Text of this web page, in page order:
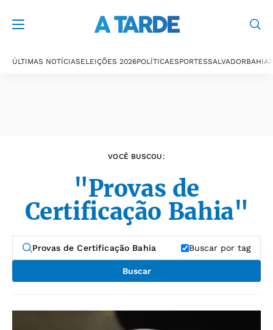
ÚLTIMAS NOTÍCIASELEIÇÕES 2026POLÍTICAESPORTESSALVADORBAHIA
VOCÊ BUSCOU:
"Provas de
Certificação Bahia"
Buscar por tag
Buscar